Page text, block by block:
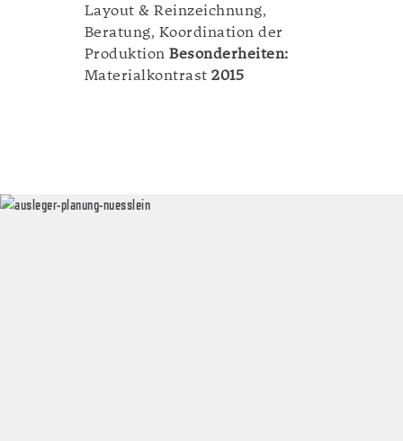
Layout & Reinzeichnung,
Beratung, Koordination der
ProduktionBesonderheiten:
Materialkontrast2015